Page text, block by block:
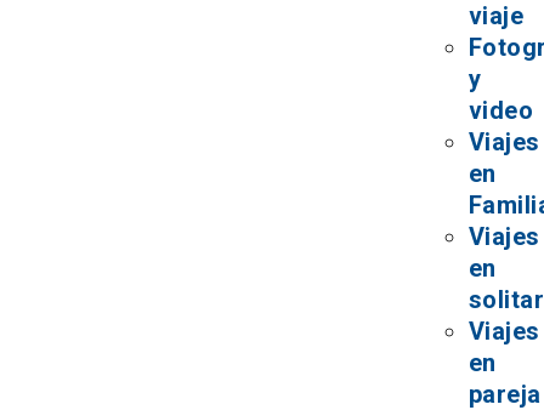
viaje
y
video
Viajes
en
Viajes
en
Viajes
en
pareja